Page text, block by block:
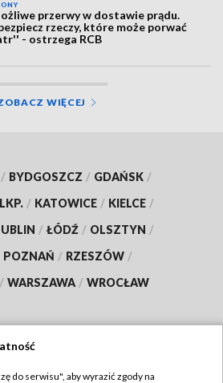
przerwy w dostawie prądu.
rzeczy, które może porwać
- ostrzega RCB
WIĘCEJ
/ BYDGOSZCZ / GDAŃSK /
/ KATOWICE / KIELCE /
/ ŁÓDŹ / OLSZTYN /
POZNAŃ / RZESZÓW /
/ WARSZAWA / WROCŁAW
do serwisu", aby wyrazić zgody na